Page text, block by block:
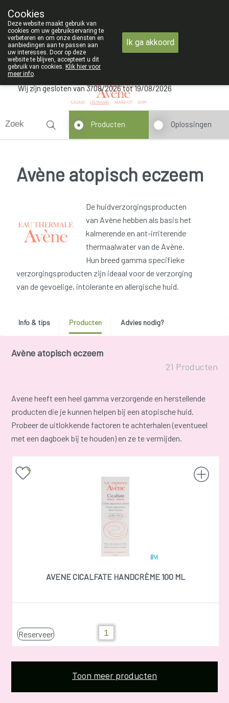
09 228 32 36
Wij zijn gesloten van 3/08/2026 tot 19/08/2026
Producten Oplossingen
Avène atopisch eczeem
De huidverzorgingsproducten
van Avène hebben als basis het
kalmerende en ant-irriterende
thermaalwater van de Avène.
Hun breed gamma specifieke
verzorgingsproducten zijn ideaal voor de verzorging
van de gevoelige, intolerante en allergische huid.
Info & tips Producten Advies nodig?
Avène atopisch eczeem
21 Producten
Avene heeft een heel gamma verzorgende en herstellende
producten die je kunnen helpen bij een atopische huid.
Probeer de uitlokkende factoren te achterhalen (eventueel
met een dagboek bij te houden) en ze te vermijden.
AVENE CICALFATE HANDCRÈME 100 ML
Reserveer
Toon meer producten
Cookies
Deze website maakt gebruik van
cookies om uw gebruikservaring te
verbeteren en om onze diensten en
aanbiedingen aan te passen aan
uw interesses. Door op deze
website te blijven, accepteert u dit
gebruik van cookies. Klik hier voor
meer info.
Ik ga akkoord